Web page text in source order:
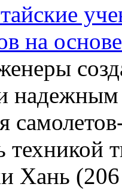
на
техникой
Хань